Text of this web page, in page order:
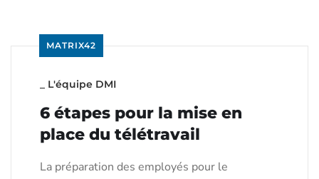
MATRIX42
L'équipe DMI
6 étapes pour la mise en
place du télétravail
La préparation des employés pour le